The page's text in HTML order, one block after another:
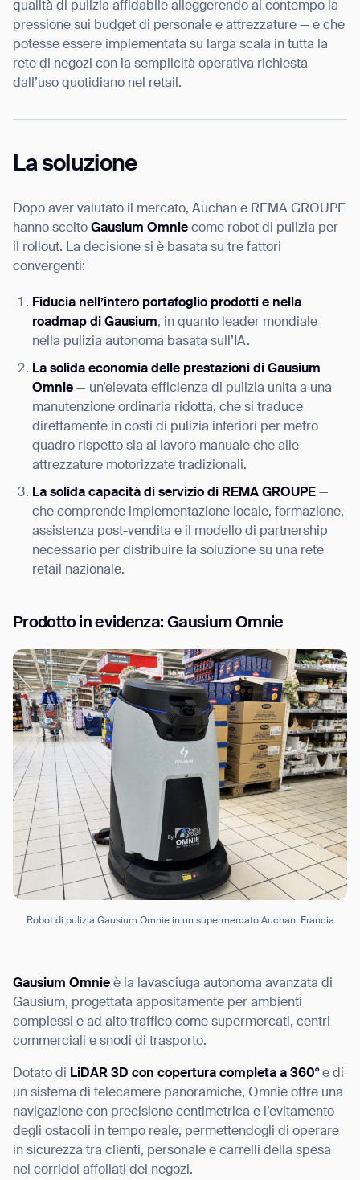
qualità di pulizia affidabile alleggerendo al contempo la
pressione sui budget di personale e attrezzature — e che
potesse essere implementata su larga scala in tutta la
rete di negozi con la semplicità operativa richiesta
dall’uso quotidiano nel retail.
La soluzione
Dopo aver valutato il mercato, Auchan e REMA GROUPE
hanno scelto Gausium Omnie come robot di pulizia per
il rollout. La decisione si è basata su tre fattori
convergenti:
Fiducia nell’intero portafoglio prodotti e nella
roadmap di Gausium, in quanto leader mondiale
nella pulizia autonoma basata sull’IA.
La solida economia delle prestazioni di Gausium
Omnie — un’elevata efficienza di pulizia unita a una
manutenzione ordinaria ridotta, che si traduce
direttamente in costi di pulizia inferiori per metro
quadro rispetto sia al lavoro manuale che alle
attrezzature motorizzate tradizionali.
La solida capacità di servizio di REMA GROUPE —
che comprende implementazione locale, formazione,
assistenza post-vendita e il modello di partnership
necessario per distribuire la soluzione su una rete
retail nazionale.
Prodotto in evidenza: Gausium Omnie
Robot di pulizia Gausium Omnie in un supermercato Auchan, Francia
Gausium Omnie è la lavasciuga autonoma avanzata di
Gausium, progettata appositamente per ambienti
complessi e ad alto traffico come supermercati, centri
commerciali e snodi di trasporto.
Dotato di LiDAR 3D con copertura completa a 360°e di
un sistema di telecamere panoramiche, Omnie offre una
navigazione con precisione centimetrica e l’evitamento
degli ostacoli in tempo reale, permettendogli di operare
in sicurezza tra clienti, personale e carrelli della spesa
nei corridoi affollati dei negozi.